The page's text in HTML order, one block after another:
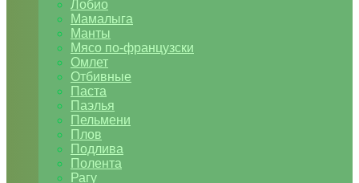
Лобио
Мамалыга
Манты
Мясо по-французски
Омлет
Отбивные
Паста
Паэлья
Пельмени
Плов
Подлива
Полента
Рагу